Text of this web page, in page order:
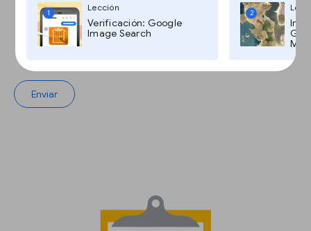
1
Lección
Verificación: Google
Image Search
2
Permite los anuncios
Inclúyenos en tu lista blanca
Enviar